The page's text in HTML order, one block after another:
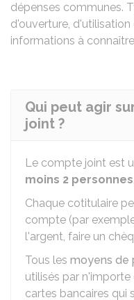
dépenses communes.
d'ouverture,
informations à
Qui peut agir
joint ?
Le compte joint est
moins 2 personnes
Chaque cotitulaire
compte (par
l'argent, faire un
Tous les moyens de
utilisés par
cartes bancaires qui